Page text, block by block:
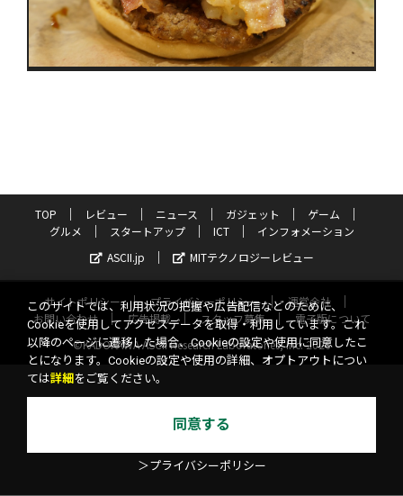
TOP レビュー ニュース ガジェット
ゲーム
グルメ
スタートアップ ICT
インフォメーション
ASCII.jp
MITテクノロジーレビュー
サイトポリシー プライバシーポリシー
運営会社
お問い合わせ
広告掲載 スタッフ募集
電子版について
©KADOKAWA ASCII Research Laboratories, Inc. 2026
このサイトでは、利用状況の把握や広告配信などのために、
Cookieを使用してアクセスデータを取得・利用しています。これ
以降のページに遷移した場合、Cookieの設定や使用に同意したこ
とになります。Cookieの設定や使用の詳細、オプトアウトについ
ては詳細 をご覧ください。
同意する
＞プライバシーポリシー